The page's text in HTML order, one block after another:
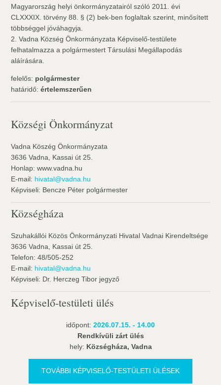
Magyarország helyi önkormányzatairól szóló 2011. évi
CLXXXIX. törvény 88. § (2) bek-ben foglaltak szerint, minősített
többséggel jóváhagyja.
2. Vadna Község Önkormányzata Képviselő-testülete
felhatalmazza a polgármestert Társulási Megállapodás
aláírására.
felelős: polgármester
határidő:értelemszerűen
Községi Önkormányzat
Vadna Köszég Önkormányzata
3636 Vadna, Kassai út 25.
Honlap: www.vadna.hu
E-mail: hivatal@vadna.hu
Képviseli: Bencze Péter polgármester
Községháza
Szuhakállói Közös Önkormányzati Hivatal Vadnai Kirendeltsége
3636 Vadna, Kassai út 25.
Telefon: 48/505-252
E-mail: hivatal@vadna.hu
Képviseli: Dr. Herczeg Tibor jegyző
Képviselő-testületi ülés
időpont: 2026.07.15. - 14.00
Rendkívüli zárt ülés
hely: Községháza, Vadna
TOVÁBBI KÉPVISELŐ-TESTÜLETI ÜLÉSEK